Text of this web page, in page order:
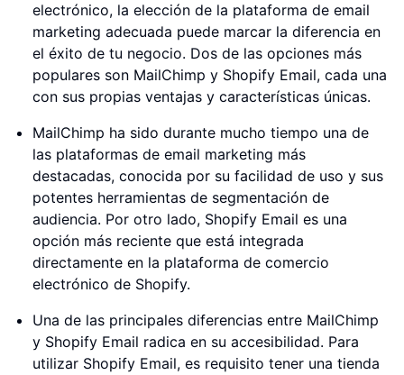
electrónico, la elección de la plataforma de email
marketing adecuada puede marcar la diferencia en
el éxito de tu negocio. Dos de las opciones más
populares son MailChimp y Shopify Email, cada una
con sus propias ventajas y características únicas.
MailChimp ha sido durante mucho tiempo una de
las plataformas de email marketing más
destacadas, conocida por su facilidad de uso y sus
potentes herramientas de segmentación de
audiencia. Por otro lado, Shopify Email es una
opción más reciente que está integrada
directamente en la plataforma de comercio
electrónico de Shopify.
Una de las principales diferencias entre MailChimp
y Shopify Email radica en su accesibilidad. Para
utilizar Shopify Email, es requisito tener una tienda